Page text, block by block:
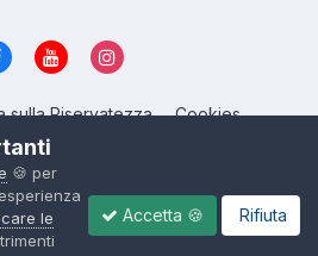
sulla Riservatezza Cookies
— Community sulla Seduzione
numero 1 in Italia
by Invision Community
🍪 per
le
Accetta 🍪 Rifiuta